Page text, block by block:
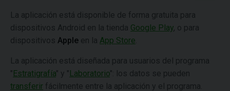
La aplicación está disponible de forma gratuita para
dispositivos Android en la tienda Google Play, o para
dispositivos Apple en la App Store
La aplicación está diseñada para usuarios del programa
"Estratigrafía" y "Laboratorio": los datos se pueden
transferir fácilmente entre la aplicación y el programa.